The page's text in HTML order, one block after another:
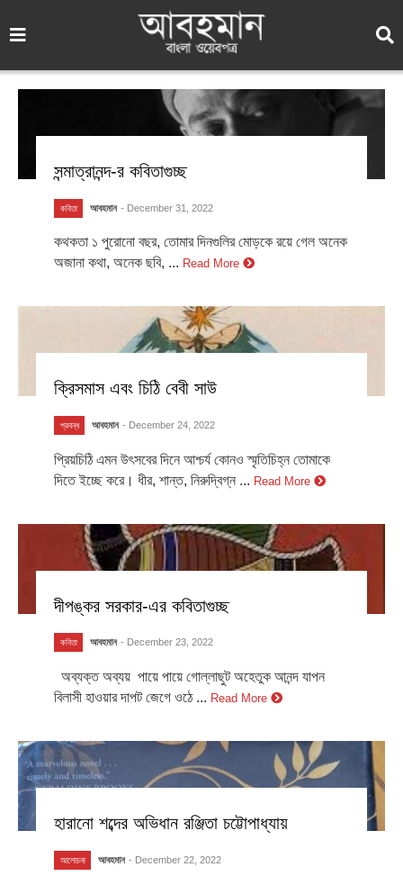
সন্মাত্রানন্দ-র কবিতাগুচ্ছ
কবিতা আবহমান - December 31, 2022
কথকতা ১ পুরোনো বছর, তোমার দিনগুলির মোড়কে রয়ে গেল অনেক
অজানা কথা, অনেক ছবি, ... Read More
ক্রিসমাস এবং চিঠি বেবী সাউ
প্রবন্ধ আবহমান - December 24, 2022
প্রিয়চিঠি এমন উৎসবের দিনে আশ্চর্য কোনও স্মৃতিচিহ্ন তোমাকে
দিতে ইচ্ছে করে। ধীর, শান্ত, নিরুদ্বিগ্ন ... Read More
দীপঙ্কর সরকার-এর কবিতাগুচ্ছ
কবিতা আবহমান - December 23, 2022
অব্যক্ত অব্যয় পায়ে পায়ে গোল্লাছুট অহেতুক আনন্দ যাপন
বিলাসী হাওয়ার দাপট জেগে ওঠে ... Read More
হারানো শব্দের অভিধান রঞ্জিতা চট্টোপাধ্যায়
আলোচনা আবহমান - December 22, 2022